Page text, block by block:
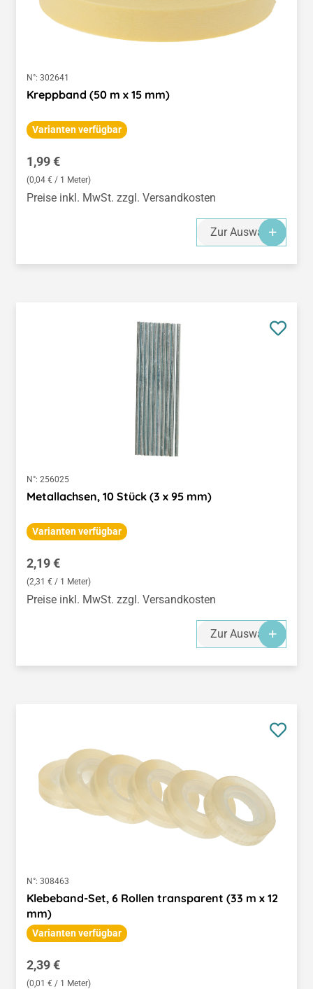
N°: 302641
Kreppband (50 m x 15 mm)
Varianten verfügbar
Regulärer Preis:
1,99 €
(0,04 € / 1 Meter)
Preise inkl. MwSt. zzgl. Versandkosten
Zur Auswahl
N°: 256025
Metallachsen, 10 Stück (3 x 95 mm)
Varianten verfügbar
Regulärer Preis:
2,19 €
(2,31 € / 1 Meter)
Preise inkl. MwSt. zzgl. Versandkosten
Zur Auswahl
N°: 308463
Klebeband-Set, 6 Rollen transparent (33 m x 12
mm)
Varianten verfügbar
Regulärer Preis:
2,39 €
(0,01 € / 1 Meter)